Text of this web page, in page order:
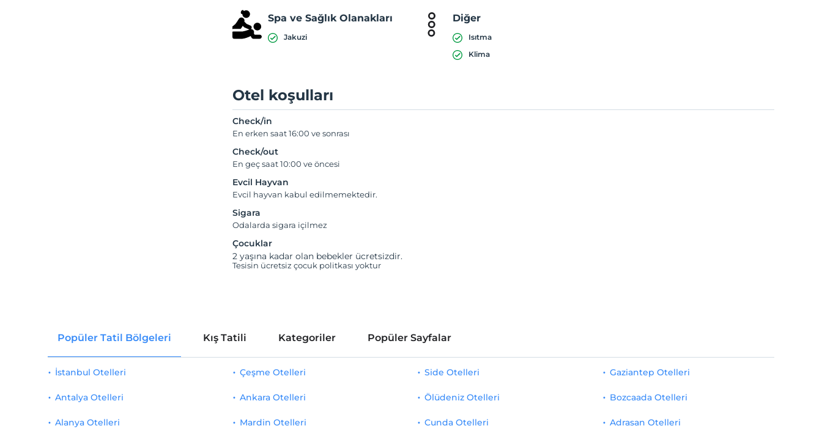
Spa ve Sağlık Olanakları
Jakuzi
Diğer
Isıtma
Klima
Otel koşulları
Check/in
En erken saat 16:00 ve sonrası
Check/out
En geç saat 10:00 ve öncesi
Evcil Hayvan
Evcil hayvan kabul edilmemektedir.
Sigara
Odalarda sigara içilmez
Çocuklar
2 yaşına kadar olan bebekler ücretsizdir.
Tesisin ücretsiz çocuk politkası yoktur
Popüler Tatil Bölgeleri Kış Tatili Kategoriler Popüler Sayfalar
İstanbul Otelleri
Antalya Otelleri
Alanya Otelleri
Çeşme Otelleri
Ankara Otelleri
Mardin Otelleri
Side Otelleri
Ölüdeniz Otelleri
Cunda Otelleri
Gaziantep Otelleri
Bozcaada Otelleri
Adrasan Otelleri